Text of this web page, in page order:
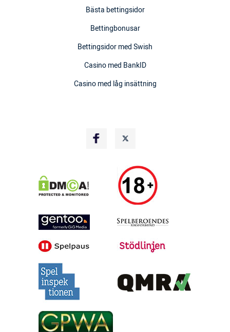
Bästa bettingsidor
Bettingbonusar
Bettingsidor med Swish
Casino med BankID
Casino med låg insättning